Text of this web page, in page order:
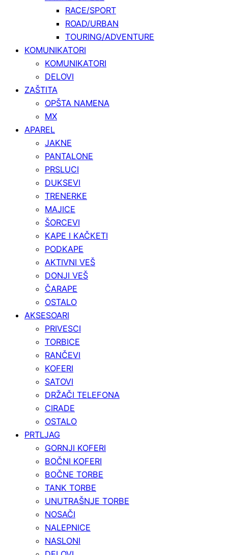
RACE/SPORT
ROAD/URBAN
TOURING/ADVENTURE
KOMUNIKATORI
KOMUNIKATORI
DELOVI
ZAŠTITA
OPŠTA NAMENA
MX
APAREL
JAKNE
PANTALONE
PRSLUCI
DUKSEVI
TRENERKE
MAJICE
ŠORCEVI
KAPE I KAČKETI
PODKAPE
AKTIVNI VEŠ
DONJI VEŠ
ČARAPE
OSTALO
AKSESOARI
PRIVESCI
TORBICE
RANČEVI
KOFERI
SATOVI
DRŽAČI TELEFONA
CIRADE
OSTALO
PRTLJAG
GORNJI KOFERI
BOČNI KOFERI
BOČNE TORBE
TANK TORBE
UNUTRAŠNJE TORBE
NOSAČI
NALEPNICE
NASLONI